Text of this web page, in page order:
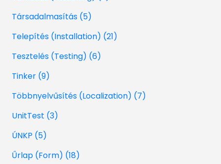
Társadalmasítás (5)
Telepítés (Installation) (21)
Tesztelés (Testing) (6)
Tinker (9)
Többnyelvűsítés (Localization) (7)
UnitTest (3)
ÚNKP (5)
Űrlap (Form) (18)